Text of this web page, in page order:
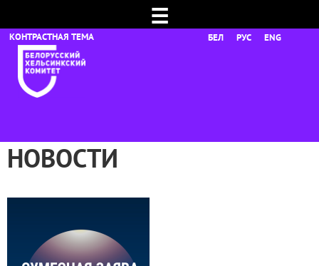
☰
БЕЛ РУС ENG
НОВОСТИ